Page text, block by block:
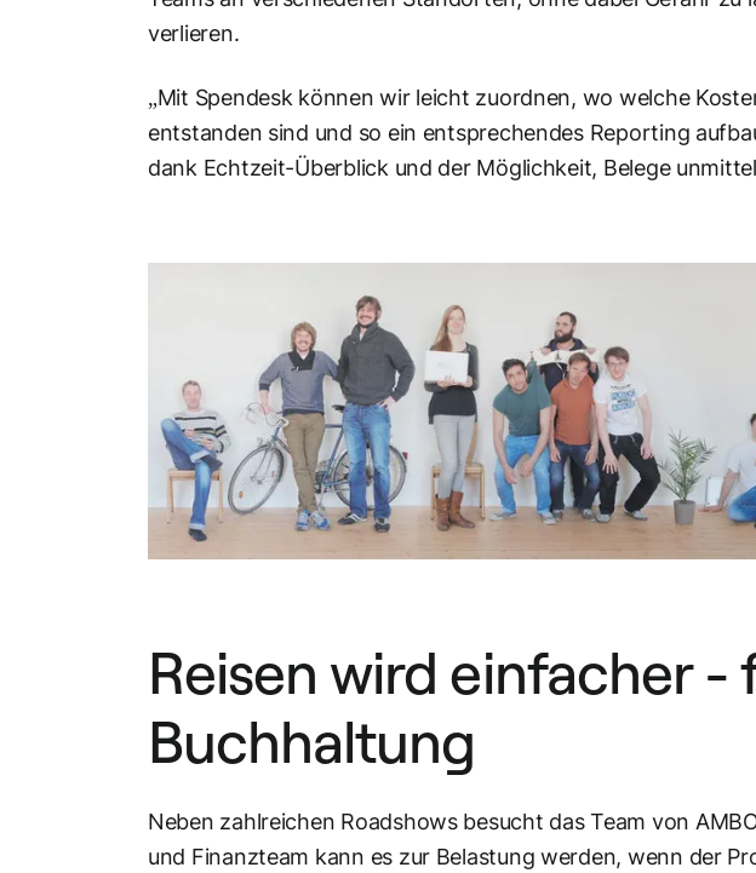
verlieren.
„Mit Spendesk können wir leicht zuordnen, wo welche
entstanden sind und so ein entsprechendes Reporting
dank Echtzeit-Überblick und der Möglichkeit, Belege
Reisen wird einfacher -
Buchhaltung
Neben zahlreichen Roadshows besucht das Team von
und Finanzteam kann es zur Belastung werden, wenn der